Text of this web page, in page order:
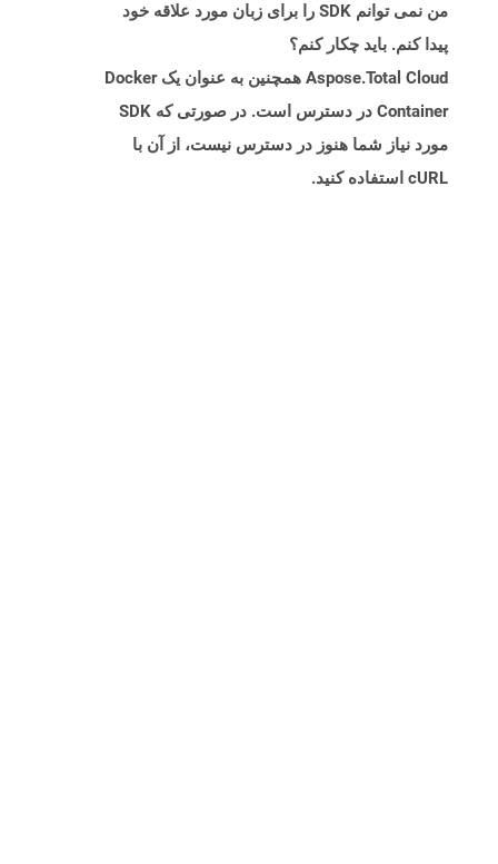
من نمی توانم SDK را برای زبان مورد علاقه خود
پیدا کنم. باید چکار کنم؟
Aspose.Total Cloud همچنین به عنوان یک Docker
Container در دسترس است. در صورتی که SDK
مورد نیاز شما هنوز در دسترس نیست، از آن با
cURL استفاده کنید.